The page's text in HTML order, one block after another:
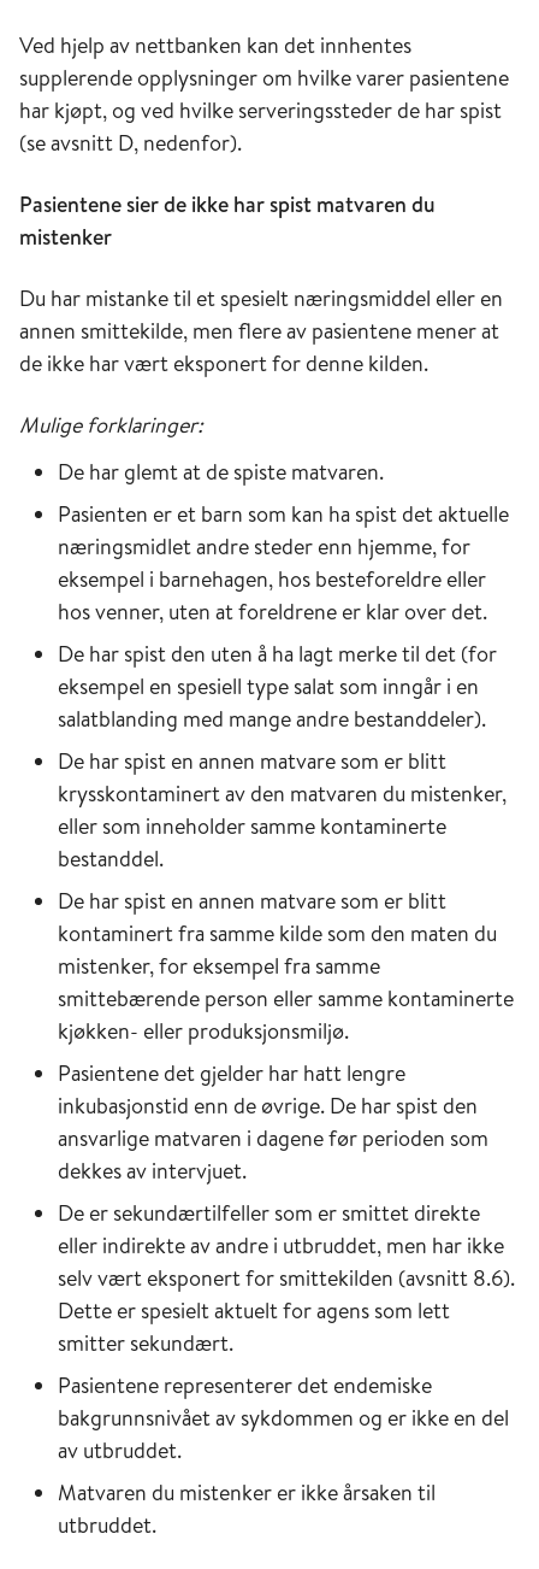
Ved hjelp av nettbanken kan det innhentes
supplerende opplysninger om hvilke varer pasientene
har kjøpt, og ved hvilke serveringssteder de har spist
(se avsnitt D, nedenfor).
Pasientene sier de ikke har spist matvaren du
mistenker
Du har mistanke til et spesielt næringsmiddel eller en
annen smittekilde, men flere av pasientene mener at
de ikke har vært eksponert for denne kilden.
Mulige forklaringer:
De har glemt at de spiste matvaren.
Pasienten er et barn som kan ha spist det aktuelle
næringsmidlet andre steder enn hjemme, for
eksempel i barnehagen, hos besteforeldre eller
hos venner, uten at foreldrene er klar over det.
De har spist den uten å ha lagt merke til det (for
eksempel en spesiell type salat som inngår i en
salatblanding med mange andre bestanddeler).
De har spist en annen matvare som er blitt
krysskontaminert av den matvaren du mistenker,
eller som inneholder samme kontaminerte
bestanddel.
De har spist en annen matvare som er blitt
kontaminert fra samme kilde som den maten du
mistenker, for eksempel fra samme
smittebærende person eller samme kontaminerte
kjøkken- eller produksjonsmiljø.
Pasientene det gjelder har hatt lengre
inkubasjonstid enn de øvrige. De har spist den
ansvarlige matvaren i dagene før perioden som
dekkes av intervjuet.
De er sekundærtilfeller som er smittet direkte
eller indirekte av andre i utbruddet, men har ikke
selv vært eksponert for smittekilden (avsnitt 8.6).
Dette er spesielt aktuelt for agens som lett
smitter sekundært.
Pasientene representerer det endemiske
bakgrunnsnivået av sykdommen og er ikke en del
av utbruddet.
Matvaren du mistenker er ikke årsaken til
utbruddet.